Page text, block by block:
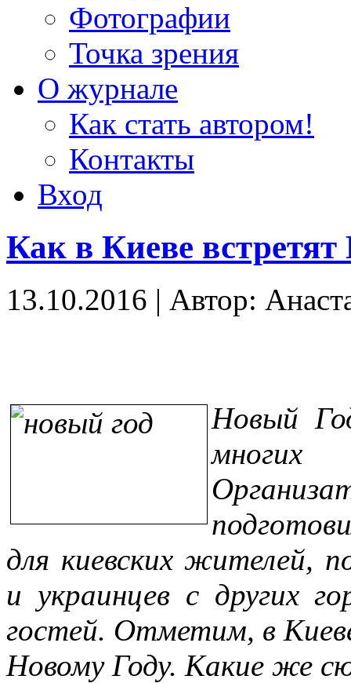
Фотографии
Точка зрения
О журнале
Как стать автором!
Контакты
Вход
Как в Киеве
13.10.2016 | Автор:
Новый
для киевских жителей,
и украинцев с других
гостей. Отметим, в
Новому Году. Какие же